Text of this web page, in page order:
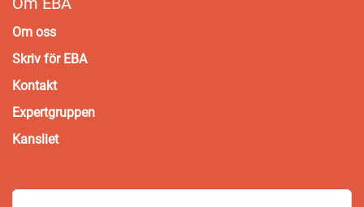
Om oss
Skriv för EBA
Kontakt
Expertgruppen
Kansliet